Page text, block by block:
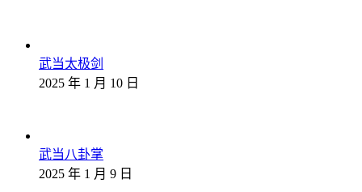
武当太极剑
2025 年 1 月 10 日
武当八卦掌
2025 年 1 月 9 日